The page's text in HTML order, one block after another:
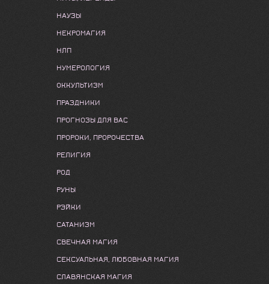
НАУЗЫ
НЕКРОМАГИЯ
НЛП
НУМЕРОЛОГИЯ
ОККУЛЬТИЗМ
ПРАЗДНИКИ
ПРОГНОЗЫ ДЛЯ ВАС
ПРОРОКИ, ПРОРОЧЕСТВА
РЕЛИГИЯ
РОД
РУНЫ
РЭЙКИ
САТАНИЗМ
СВЕЧНАЯ МАГИЯ
СЕКСУАЛЬНАЯ, ЛЮБОВНАЯ МАГИЯ
СЛАВЯНСКАЯ МАГИЯ